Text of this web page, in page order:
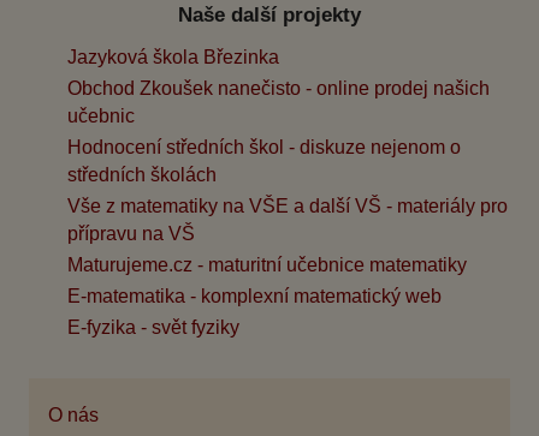
Naše další projekty
Jazyková škola Březinka
Obchod Zkoušek nanečisto - online prodej našich
učebnic
Hodnocení středních škol - diskuze nejenom o
středních školách
Vše z matematiky na VŠE a další VŠ - materiály pro
přípravu na VŠ
Maturujeme.cz - maturitní učebnice matematiky
E-matematika - komplexní matematický web
E-fyzika - svět fyziky
O nás